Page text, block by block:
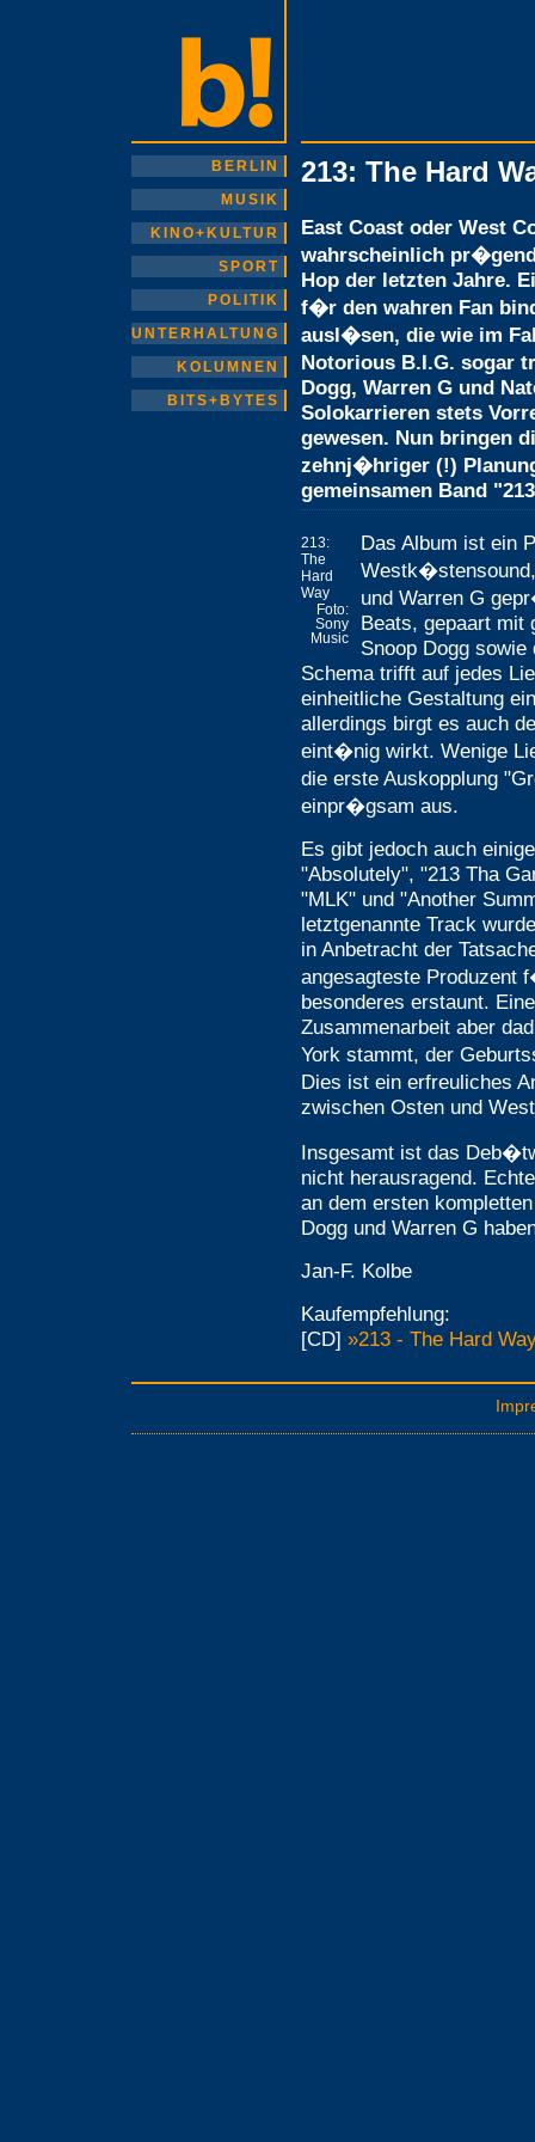
BERLIN
MUSIK
KINO+KULTUR
SPORT
POLITIK
UNTERHALTUNG
KOLUMNEN
BITS+BYTES
213: The Hard
East Coast oder West
wahrscheinlich
Hop der letzten Jahre.
f�r den wahren Fan
ausl�sen, die wie im
Notorious B.I.G. sogar
Dogg, Warren G und
Solokarrieren stets
gewesen. Nun bringen
zehnj�hriger (!)
gemeinsamen Band
213:
The
Hard
Way
Foto:
Sony
Music
Das Album ist ein
und Warren G
Beats, gepaart mit
Snoop Dogg
Schema trifft auf jedes
einheitliche Gestaltung
allerdings birgt es auch
eint�nig wirkt. Wenige
die erste Auskopplung
einpr�gsam aus.
Es gibt jedoch auch
"Absolutely", "213 Tha
"MLK" und "Another
letztgenannte Track
in Anbetracht der
angesagteste
besonderes erstaunt.
Zusammenarbeit aber
York stammt, der
Dies ist ein erfreuliches
zwischen Osten und
Insgesamt ist das
nicht herausragend.
an dem ersten
Dogg und Warren G
Jan-F. Kolbe
Kaufempfehlung:
[CD] »213 - The Hard